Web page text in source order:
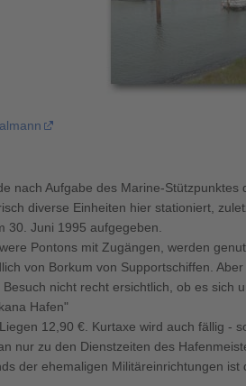
nach Aufgabe des Marine-Stützpunktes
diverse Einheiten hier stationiert,
30. Juni 1995 aufgegeben.
Pontons mit Zugängen, werden
von Borkum von Supportschiffen.
nicht recht ersichtlich, ob es sich
Hafen"
12,90 €. Kurtaxe wird auch fällig -
nur zu den Dienstzeiten des
der ehemaligen Militäreinrichtungen ist